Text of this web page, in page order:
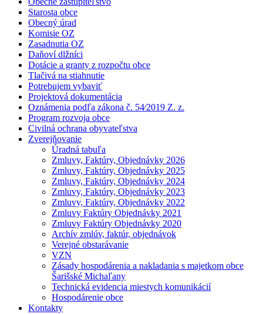
Starosta obce
Obecný úrad
Komisie OZ
Zasadnutia OZ
Daňoví dlžníci
Dotácie a granty z rozpočtu obce
Tlačivá na stiahnutie
Potrebujem vybaviť
Projektová dokumentácia
Oznámenia podľa zákona č. 54⁄2019 Z. z.
Program rozvoja obce
Civilná ochrana obyvateľstva
Zverejňovanie
Úradná tabuľa
Zmluvy, Faktúry, Objednávky 2026
Zmluvy, Faktúry, Objednávky 2025
Zmluvy, Faktúry, Objednávky 2024
Zmluvy, Faktúry, Objednávky 2023
Zmluvy, Faktúry, Objednávky 2022
Zmluvy Faktúry Objednávky 2021
Zmluvy Faktúry Objednávky 2020
Archív zmlúv, faktúr, objednávok
Verejné obstarávanie
VZN
Zásady hospodárenia a nakladania s majetkom obce
Šarišské Michaľany
Technická evidencia miestych komunikácií
Hospodárenie obce
Kontakty